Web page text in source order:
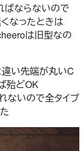
ばならないので
なったときは
は旧型なの
違い先端が丸いC
殆どOK
ないので全タイプ